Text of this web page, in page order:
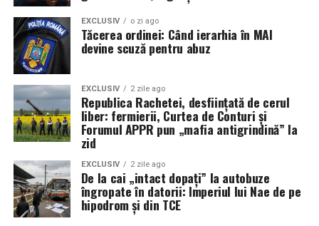
EXCLUSIV o zi ago
Tăcerea ordinei: Când ierarhia în MAI
devine scuză pentru abuz
EXCLUSIV 2 zile ago
Republica Rachetei, desființată de cerul
liber: fermierii, Curtea de Conturi și
Forumul APPR pun „mafia antigrindină” la
zid
EXCLUSIV 2 zile ago
De la cai „intact dopați” la autobuze
îngropate în datorii: Imperiul lui Nae de pe
hipodrom și din TCE